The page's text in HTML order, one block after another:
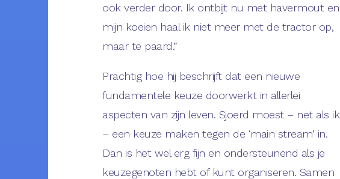
ook verder door. Ik ontbijt nu met havermout en
mijn koeien haal ik niet meer met de tractor op,
maar te paard.”
Prachtig hoe hij beschrijft dat een nieuwe
fundamentele keuze doorwerkt in allerlei
aspecten van zijn leven. Sjoerd moest – net als ik
– een keuze maken tegen de ‘main stream’ in.
Dan is het wel erg fijn en ondersteunend als je
keuzegenoten hebt of kunt organiseren. Samen